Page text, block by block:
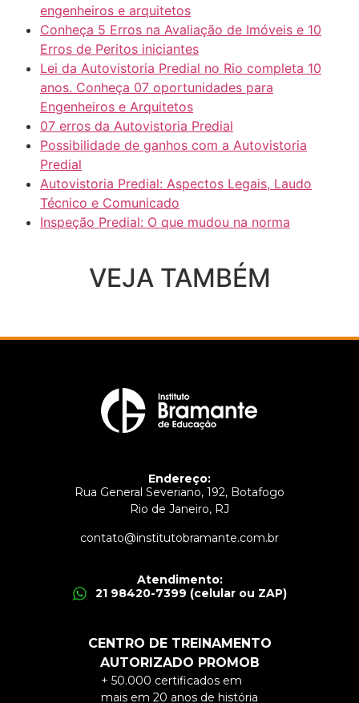
engenheiros e arquitetos
Conheça 5 Erros na Avaliação de Imóveis e 10
Erros de Peritos iniciantes
Lei da Autovistoria Predial no Rio completa 10
anos. Conheça 07 oportunidades para
Engenheiros e Arquitetos
07 erros da Autovistoria Predial
Possibilidade de ganhos com a Autovistoria
Predial
Autovistoria Predial: Aspectos Legais, Laudo
Técnico e Comunicado
Inspeção Predial: O que mudou na norma
VEJA TAMBÉM
Endereço:
Rua General Severiano, 192, Botafogo
Rio de Janeiro, RJ
contato@institutobramante.com.br
Atendimento:
21 98420-7399 (celular ou ZAP)
CENTRO DE TREINAMENTO
AUTORIZADO PROMOB
+ 50.000 certificados em
mais em 20 anos de história